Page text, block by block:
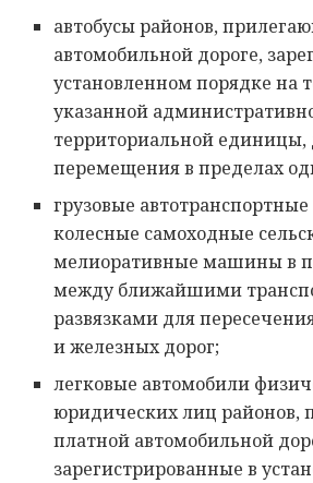
автобусы районов,
автомобильной дороге,
установленном порядке на
указанной
территориальной единицы,
перемещения в пределах
грузовые автотранспортные
колесные самоходные
мелиоративные машины в
между ближайшими
развязками для
и железных дорог;
легковые автомобили
юридических лиц районов,
платной автомобильной
зарегистрированные в